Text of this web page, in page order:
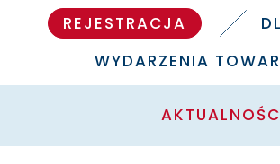
REJESTRACJA
WYDARZENIA